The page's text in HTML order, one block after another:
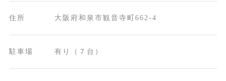
住所 大阪府和泉市観音寺町662-4
駐車場 有り（７台）